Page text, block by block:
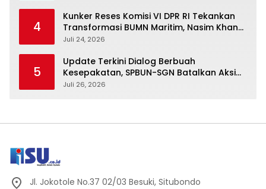
4
Kunker Reses Komisi VI DPR RI Tekankan
Transformasi BUMN Maritim, Nasim Khan
Kawal Penguatan Sektor Laut
Juli 24, 2026
5
Update Terkini Dialog Berbuah
Kesepakatan, SPBUN-SGN Batalkan Aksi
Nasional Setelah Holding Penuhi Sejumlah
Juli 26, 2026
Jl. Jokotole No.37 02/03 Besuki, Situbondo